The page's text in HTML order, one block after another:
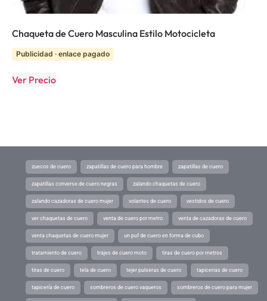
Chaqueta de Cuero Masculina Estilo Motocicleta
Publicidad · enlace pagado
Ver Precio
zuecos de cuero zapatillas de cuero para hombre zapatillas de cuero
zapatillas converse de cuero negras zalando chaquetas de cuero
zalando cazadoras de cuero mujer volantes de cuero vestidos de cuero
ver chaquetas de cuero venta de cuero por metro venta de cazadoras de cuero
venta chaquetas de cuero mujer un puf de cuero en forma de cubo
tratamiento de cuero trajes de cuero moto tiras de cuero por metros
tiras de cuero tela de cuero tejer pulseras de cuero tapicerias de cuero
tapicería de cuero sombreros de cuero vaqueros sombreros de cuero para mujer